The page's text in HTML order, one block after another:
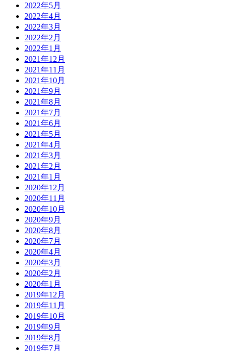
2022年5月
2022年4月
2022年3月
2022年2月
2022年1月
2021年12月
2021年11月
2021年10月
2021年9月
2021年8月
2021年7月
2021年6月
2021年5月
2021年4月
2021年3月
2021年2月
2021年1月
2020年12月
2020年11月
2020年10月
2020年9月
2020年8月
2020年7月
2020年4月
2020年3月
2020年2月
2020年1月
2019年12月
2019年11月
2019年10月
2019年9月
2019年8月
2019年7月